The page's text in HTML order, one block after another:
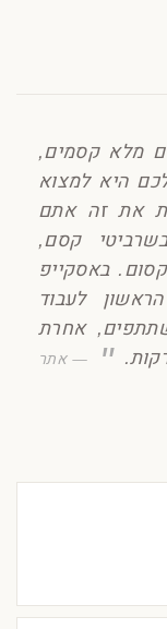
מלא קסמים,
היא למצוא
את זה אתם
קסם,
באסקייפ
לעבוד
אחרת
אתר